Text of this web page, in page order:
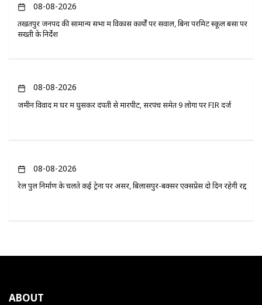
08-08-2026
तखतपुर जनपद की सामान्य सभा में विकास कार्यों पर सवाल, बिना परमिट स्कूल बसों पर
सख्ती के निर्देश
08-08-2026
जमीन विवाद में घर में घुसकर दंपती से मारपीट, सरपंच समेत 9 लोगों पर FIR दर्ज
08-08-2026
रेल पुल निर्माण के चलते कई ट्रेनों पर असर, बिलासपुर-बक्सर एक्सप्रेस दो दिन रहेगी रद्द
ABOUT